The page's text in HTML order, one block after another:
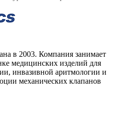
в 2003. Компания занимает
медицинских изделий для
инвазивной аритмологии и
механических клапанов